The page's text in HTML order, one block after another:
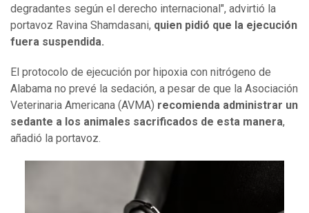
degradantes según el derecho internacional", advirtió la
portavoz Ravina Shamdasani, quien pidió que la ejecución
fuera suspendida.
El protocolo de ejecución por hipoxia con nitrógeno de
Alabama no prevé la sedación, a pesar de que la Asociación
Veterinaria Americana (AVMA) recomienda administrar un
sedante a los animales sacrificados de esta manera,
añadió la portavoz.